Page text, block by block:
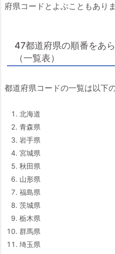
府県コードとよぶこともありま
47都道府県の順番をあ
（一覧表）
都道府県コードの一覧は以下
北海道
青森県
岩手県
宮城県
秋田県
山形県
福島県
茨城県
栃木県
群馬県
埼玉県